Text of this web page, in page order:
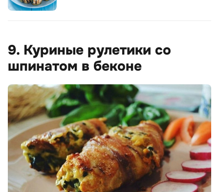
9. Куриные рулетики со
шпинатом в беконе